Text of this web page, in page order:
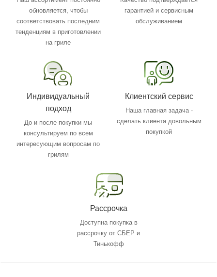
обновляется, чтобы
соответствовать последним
тенденциям в приготовлении
на гриле
гарантией и сервисным
обслуживанием
Индивидуальный
подход
До и после покупки мы
консультируем по всем
интересующим вопросам по
грилям
Клиентский сервис
Наша главная задача -
сделать клиента довольным
покупкой
Рассрочка
Доступна покупка в
рассрочку от СБЕР и
Тинькофф